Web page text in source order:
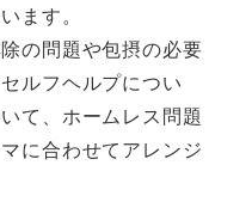
ます。
の問題や包摂の必要
ルフヘルプについ
て、ホームレス問題
に合わせてアレンジ